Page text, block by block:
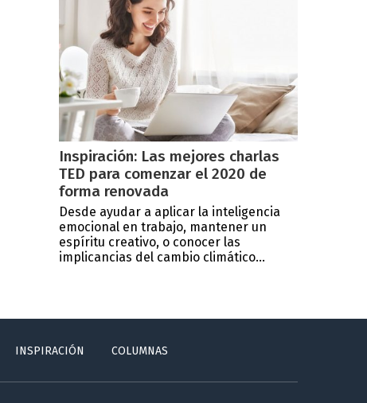
Inspiración: Las mejores charlas
TED para comenzar el 2020 de
forma renovada
Desde ayudar a aplicar la inteligencia
emocional en trabajo, mantener un
espíritu creativo, o conocer las
implicancias del cambio climático...
INSPIRACIÓN COLUMNAS